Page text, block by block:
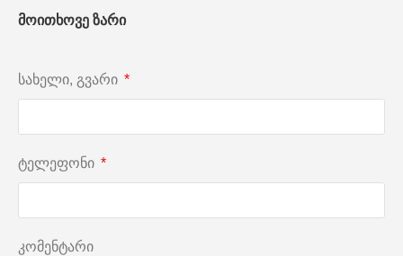
მოითხოვე ზარი
სახელი, გვარი
ტელეფონი
კომენტარი